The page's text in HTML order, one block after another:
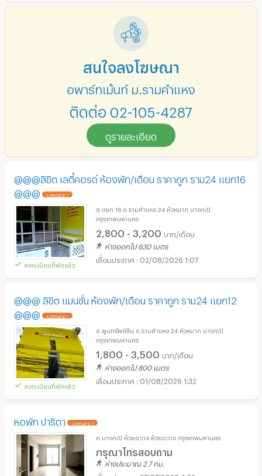
สนใจลงโฆษณา
อพาร์ทเม้นท์ ม.รามคำแหง
ติดต่อ 02-105-4287
ดูรายละเอียด
@@@ลิขิต เลดี้คอรด์ ห้องพัก/เดือน ราคาถูก ราม24 แยก16
@@@
UPDATE !
ลงทะเบียนที่พักแล้ว
ซ.แยก 16 ถ.รามคำแหง 24 หัวหมาก บางกะปิ
กรุงเทพมหานคร
2,800 - 3,200 บาท/เดือน
ห่างออกไป 630 เมตร
02/08/2026 1:07
@@@ ลิขิต แมนชั่น ห้องพัก/เดือน ราคาถูก ราม24 แยก12
@@@
UPDATE !
ลงทะเบียนที่พักแล้ว
ซ.พูนทรัพย์สิน ถ.รามคำแหง 24 หัวหมาก บางกะปิ
กรุงเทพมหานคร
1,800 - 3,500 บาท/เดือน
ห่างออกไป 800 เมตร
01/08/2026 1:32
หอพัก ปาริตา UPDATE !
ถ.บางกะปิ ห้วยขวาง ห้วยขวาง กรุงเทพมหานคร
กรุณาโทรสอบถาม
ห่างประมาณ 2.7 กม.